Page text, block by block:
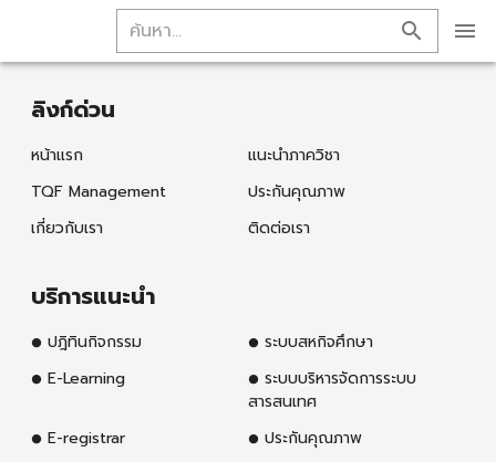
ลิงก์ด่วน
หน้าแรก
แนะนำภาควิชา
TQF Management
ประกันคุณภาพ
เกี่ยวกับเรา
ติดต่อเรา
บริการแนะนำ
ปฎิทินกิจกรรม
ระบบสหกิจศึกษา
E-Learning
ระบบบริหารจัดการระบบ
สารสนเทศ
E-registrar
ประกันคุณภาพ